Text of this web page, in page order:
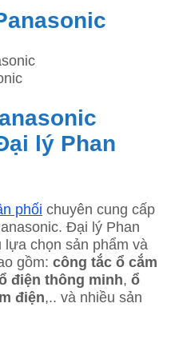
lý Phan
phối chuyên cung cấp
Đại lý Phan
chọn sản phẩm và
gồm: công tắc ổ cắm
điện thông minh, ổ
điện,.. và nhiều sản